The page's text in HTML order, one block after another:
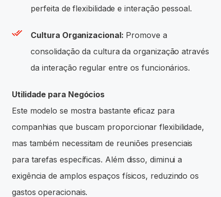
perfeita de flexibilidade e interação pessoal.
Cultura Organizacional: Promove a
consolidação da cultura da organização através
da interação regular entre os funcionários.
Utilidade para Negócios
Este modelo se mostra bastante eficaz para
companhias que buscam proporcionar flexibilidade,
mas também necessitam de reuniões presenciais
para tarefas específicas. Além disso, diminui a
exigência de amplos espaços físicos, reduzindo os
gastos operacionais.